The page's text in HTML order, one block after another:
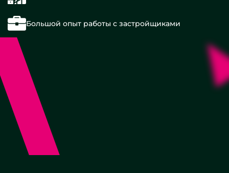
Большой опыт работы с застройщиками
В
деревянной